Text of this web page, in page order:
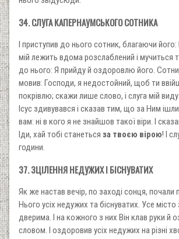
34. СЛУГА КАПЕРНАУМСЬКОГО СОТНИКА
І приступив до нього сотник, благаючи його:
мій лежить вдома розслаблений і мучиться
до нього: Я прийду й оздоровлю його.
мовив: Господи, я недостойний, щоб ти
покрівлю; скажи лише слово, і слуга мій
Ісус здивувався і сказав тим, що за Ним
вам: ні в кого я не знайшов такої віри. І
Іди, хай тобі станеться за твоєю вірою! І
години.
37. ЗЦІЛЕННЯ НЕДУЖИХ І БІСНУВАТИХ
Як же настав вечір, по заході сонця, почали
Нього усіх недужих та біснуватих. Усе
дверима. І на кожного з них Він клав руки й
словом. І оздоровив усіх недужих на різні